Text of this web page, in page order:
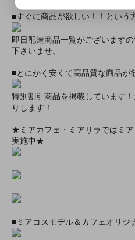
■すぐに商品が欲しい！！という
即日配達商品一覧がございます
下さいませ。
■とにかく安くて高品質な商品が
特別割引商品を掲載しています
りします！
★ミアカフェ・ミアリラではミ
実施中★
■ミアコスモデル＆カフェオリジ